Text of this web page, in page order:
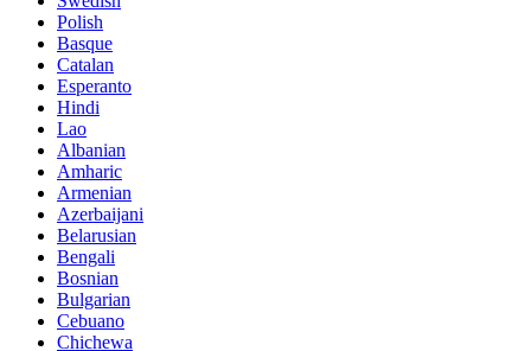
Polish
Basque
Catalan
Esperanto
Hindi
Lao
Albanian
Amharic
Armenian
Azerbaijani
Belarusian
Bengali
Bosnian
Bulgarian
Cebuano
Chichewa